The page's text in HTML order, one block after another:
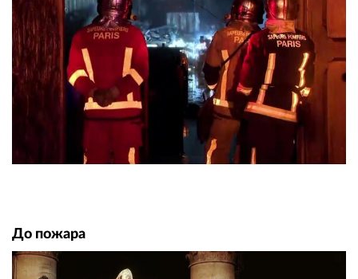
До пожара